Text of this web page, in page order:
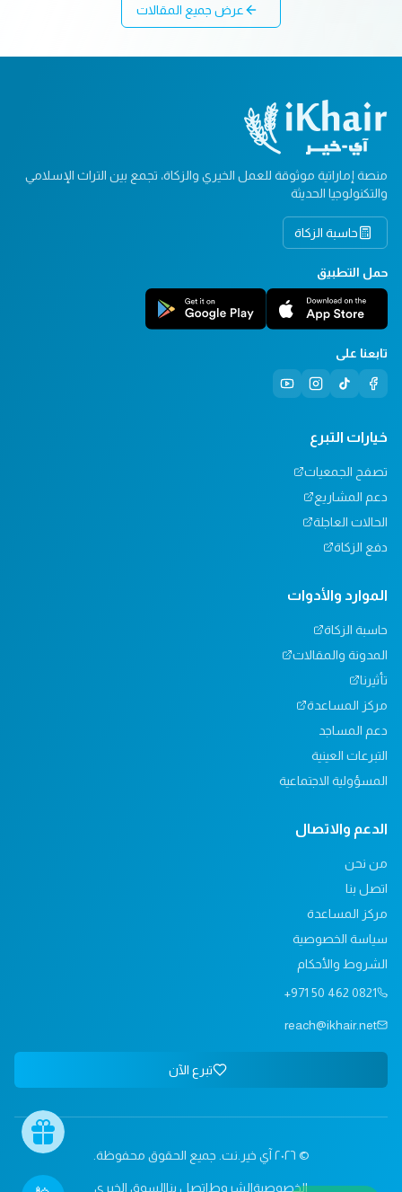
عرض جميع المقالات
منصة إماراتية موثوقة للعمل الخيري والزكاة، تجمع بين التراث الإسلامي
والتكنولوجيا الحديثة
حاسبة الزكاة
حمل التطبيق
تابعنا على
خيارات التبرع
تصفح الجمعيات
دعم المشاريع
الحالات العاجلة
دفع الزكاة
الموارد والأدوات
حاسبة الزكاة
المدونة والمقالات
تأثيرنا
مركز المساعدة
دعم المساجد
التبرعات العينية
المسؤولية الاجتماعية
الدعم والاتصال
من نحن
اتصل بنا
مركز المساعدة
سياسة الخصوصية
الشروط والأحكام
+971 50 462 0821
reach@ikhair.net
تبرع الآن
© ٢٠٢٦ آي خير.نت. جميع الحقوق محفوظة.
الخصوصيةالشروطاتصل بناالسوق الخيري